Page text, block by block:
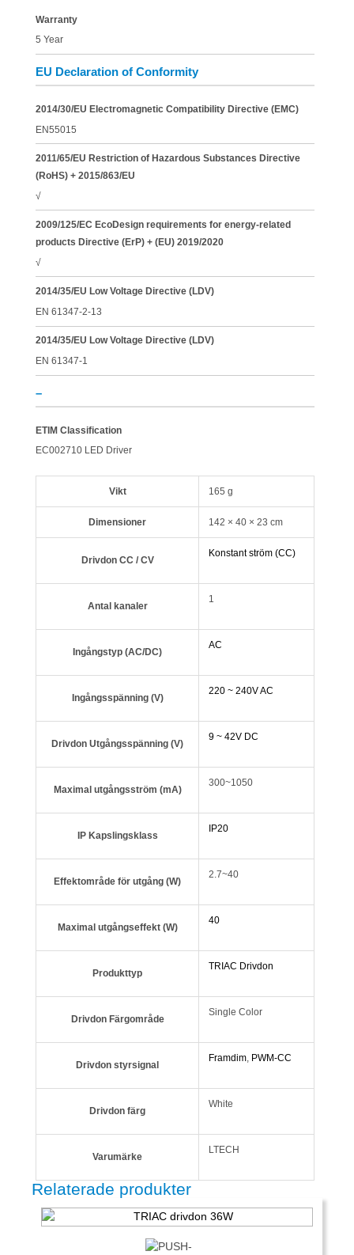
Warranty
5 Year
EU Declaration of Conformity
2014/30/EU Electromagnetic Compatibility Directive (EMC)
EN55015
2011/65/EU Restriction of Hazardous Substances Directive
(RoHS) + 2015/863/EU
√
2009/125/EC EcoDesign requirements for energy-related
products Directive (ErP) + (EU) 2019/2020
√
2014/35/EU Low Voltage Directive (LDV)
EN 61347-2-13
2014/35/EU Low Voltage Directive (LDV)
EN 61347-1
–
ETIM Classification
EC002710 LED Driver
Vikt 165 g
Dimensioner 142 × 40 × 23 cm
Drivdon CC / CV
Konstant ström (CC)
Antal kanaler
1
Ingångstyp (AC/DC)
AC
Ingångsspänning (V)
220 ~ 240V AC
Drivdon Utgångsspänning (V)
9 ~ 42V DC
Maximal utgångsström (mA)
300~1050
IP Kapslingsklass
IP20
Effektområde för utgång (W)
2.7~40
Maximal utgångseffekt (W)
40
Produkttyp
TRIAC Drivdon
Drivdon Färgområde
Single Color
Drivdon styrsignal
Framdim PWM-CC
Drivdon färg
White
Varumärke
LTECH
Relaterade produkter